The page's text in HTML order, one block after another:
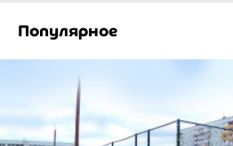
Популярное